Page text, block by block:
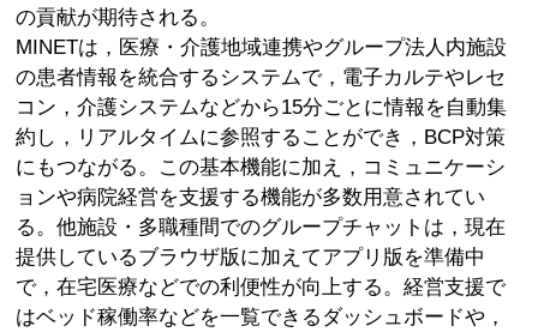
の貢献が期待される。
MINETは，医療・介護地域連携やグループ法人内施設
の患者情報を統合するシステムで，電子カルテやレセ
コン，介護システムなどから15分ごとに情報を自動集
約し，リアルタイムに参照することができ，BCP対策
にもつながる。この基本機能に加え，コミュニケーシ
ョンや病院経営を支援する機能が多数用意されてい
る。他施設・多職種間でのグループチャットは，現在
提供しているブラウザ版に加えてアプリ版を準備中
で，在宅医療などでの利便性が向上する。経営支援で
はベッド稼働率などを一覧できるダッシュボードや，